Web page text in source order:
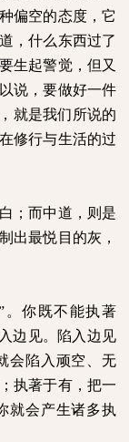
偏空的态度，它
，什么东西过了
生起警觉，但又
说，要做好一件
就是我们所说的
修行与生活的过
；而中道，则是
出最悦目的灰，
。你既不能执著
边见。陷入边见
会陷入顽空、无
执著于有，把一
就会产生诸多执